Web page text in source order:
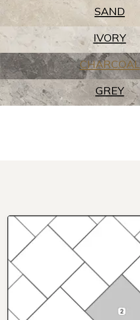
SAND
IVORY
CHARCOAL
GREY